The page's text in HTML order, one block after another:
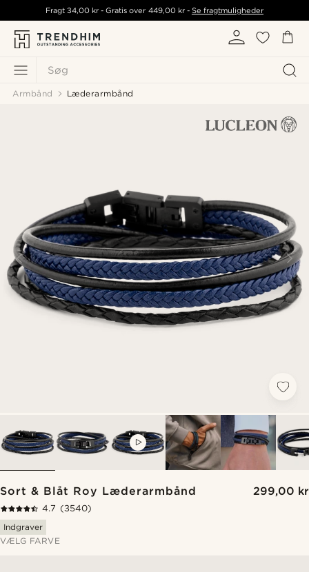
Søg
Fragt34,00 kr - Gratis over 449,00 kr- Se fragtmuligheder
Armbånd Læderarmbånd
Sort & Blåt Roy Læderarmbånd 299,00 kr
4.7 (3540)
Indgraver
VÆLG FARVE